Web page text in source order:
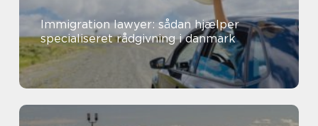
Immigration lawyer: sådan hjælper
specialiseret rådgivning i danmark